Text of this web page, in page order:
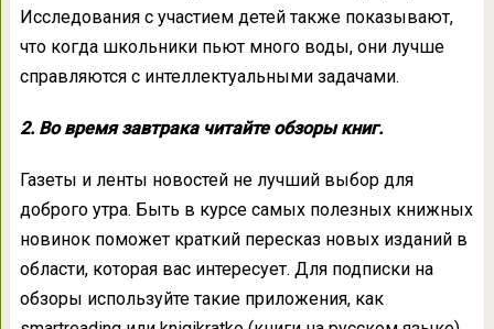
Исследования с участием детей также показывают,
что когда школьники пьют много воды, они лучше
справляются с интеллектуальными задачами.
2. Во время завтрака читайте обзоры книг.
Газеты и ленты новостей не лучший выбор для
доброго утра. Быть в курсе самых полезных книжных
новинок поможет краткий пересказ новых изданий в
области, которая вас интересует. Для подписки на
обзоры используйте такие приложения, как